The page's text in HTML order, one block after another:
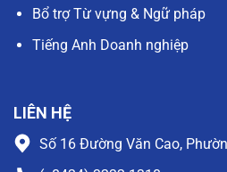
Bổ trợ Từ vựng & Ngữ pháp
Tiếng Anh Doanh nghiệp
LIÊN HỆ
Số 16 Đường Văn Cao,